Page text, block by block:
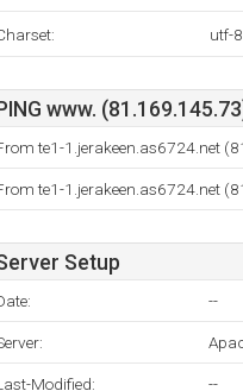
utf-8
PING www.
te1-1.jerakeen.as6724.net
te1-1.jerakeen.as6724.net
Setup
--
Modified: --